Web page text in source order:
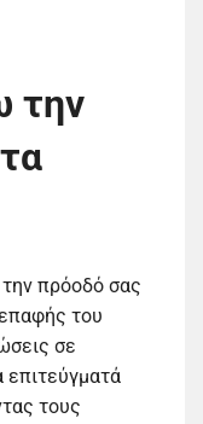
την
πρόοδό σας
του
σε
επιτεύγματά
τους